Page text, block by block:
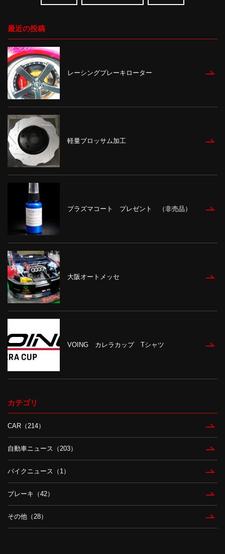
最近の投稿
レーシングブレーキローター
軽量ブロッサム加工
プラズマコート プレゼント （非売品）
大阪オートメッセ
VOING カレラカップ Tシャツ
カテゴリ
CAR（214）
自動車ニュース（203）
バイクニュース（1）
ブレーキ（42）
その他（28）